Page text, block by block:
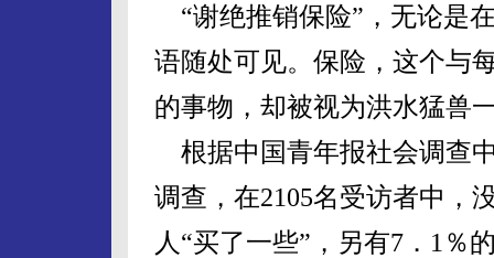
“谢绝推销保险”，无论是
语随处可见。保险，这个与
的事物，却被视为洪水猛兽
根据中国青年报社会调查
调查，在2105名受访者中，
人“买了一些”，另有7．1％